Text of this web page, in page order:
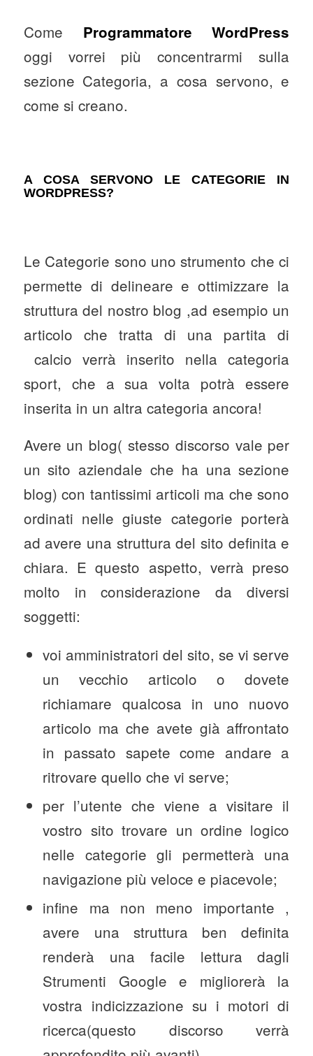
Come Programmatore WordPress
oggi vorrei più concentrarmi sulla
sezione Categoria, a cosa servono, e
come si creano.
A COSA SERVONO LE CATEGORIE IN
WORDPRESS?
Le Categorie sono uno strumento che ci
permette di delineare e ottimizzare la
struttura del nostro blog ,ad esempio un
articolo che tratta di una partita di
calcio verrà inserito nella categoria
sport, che a sua volta potrà essere
inserita in un altra categoria ancora!
Avere un blog( stesso discorso vale per
un sito aziendale che ha una sezione
blog) con tantissimi articoli ma che sono
ordinati nelle giuste categorie porterà
ad avere una struttura del sito definita e
chiara. E questo aspetto, verrà preso
molto in considerazione da diversi
soggetti:
voi amministratori del sito, se vi serve
un vecchio articolo o dovete
richiamare qualcosa in uno nuovo
articolo ma che avete già affrontato
in passato sapete come andare a
ritrovare quello che vi serve;
per l’utente che viene a visitare il
vostro sito trovare un ordine logico
nelle categorie gli permetterà una
navigazione più veloce e piacevole;
infine ma non meno importante ,
avere una struttura ben definita
renderà una facile lettura dagli
Strumenti Google e migliorerà la
vostra indicizzazione su i motori di
ricerca(questo discorso verrà